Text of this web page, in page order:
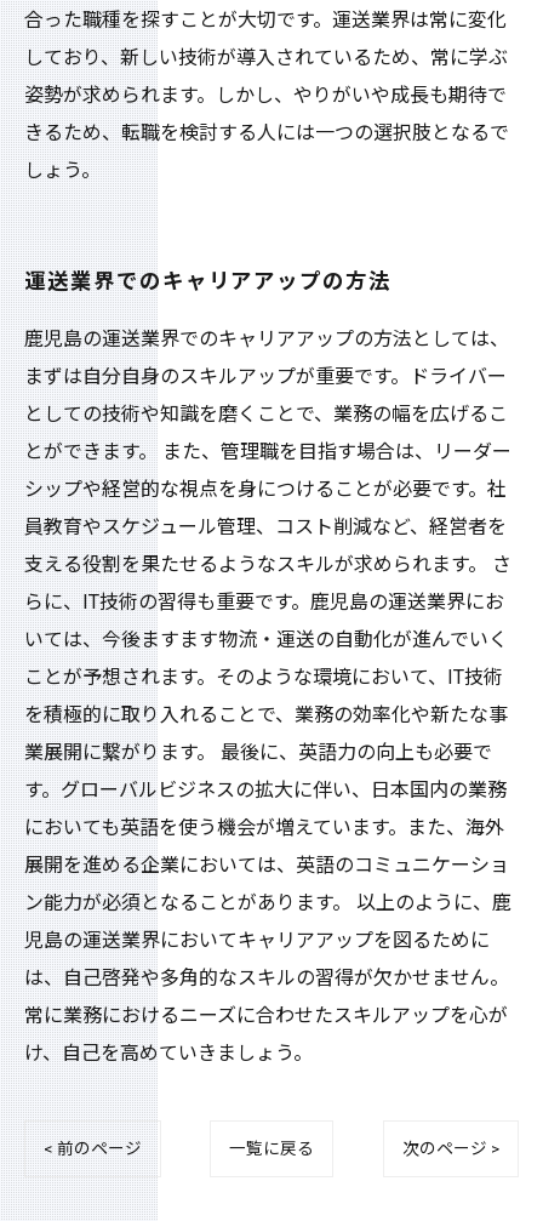
合った職種を探すことが大切です。運送業界は常に変化
しており、新しい技術が導入されているため、常に学ぶ
姿勢が求められます。しかし、やりがいや成長も期待で
きるため、転職を検討する人には一つの選択肢となるで
しょう。
運送業界でのキャリアアップの方法
鹿児島の運送業界でのキャリアアップの方法としては、
まずは自分自身のスキルアップが重要です。ドライバー
としての技術や知識を磨くことで、業務の幅を広げるこ
とができます。 また、管理職を目指す場合は、リーダー
シップや経営的な視点を身につけることが必要です。社
員教育やスケジュール管理、コスト削減など、経営者を
支える役割を果たせるようなスキルが求められます。 さ
らに、IT技術の習得も重要です。鹿児島の運送業界にお
いては、今後ますます物流・運送の自動化が進んでいく
ことが予想されます。そのような環境において、IT技術
を積極的に取り入れることで、業務の効率化や新たな事
業展開に繋がります。 最後に、英語力の向上も必要で
す。グローバルビジネスの拡大に伴い、日本国内の業務
においても英語を使う機会が増えています。また、海外
展開を進める企業においては、英語のコミュニケーショ
ン能力が必須となることがあります。 以上のように、鹿
児島の運送業界においてキャリアアップを図るために
は、自己啓発や多角的なスキルの習得が欠かせません。
常に業務におけるニーズに合わせたスキルアップを心が
け、自己を高めていきましょう。
< 前のページ 一覧に戻る 次のページ >